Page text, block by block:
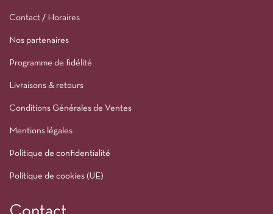
Contact / Horaires
Nos partenaires
Programme de fidélité
Livraisons & retours
Conditions Générales de Ventes
Mentions légales
Politique de confidentialité
Politique de cookies (UE)